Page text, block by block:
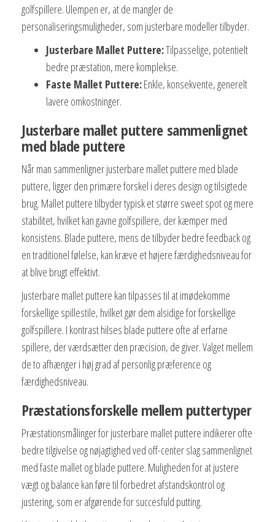
golfspillere. Ulempen er, at de mangler de
personaliseringsmuligheder, som justerbare modeller tilbyder.
Justerbare Mallet Puttere:Tilpasselige, potentielt
bedre præstation, mere komplekse.
Faste Mallet Puttere:Enkle, konsekvente, generelt
lavere omkostninger.
Justerbare mallet puttere sammenlignet
med blade puttere
Når man sammenligner justerbare mallet puttere med blade
puttere, ligger den primære forskel i deres design og tilsigtede
brug. Mallet puttere tilbyder typisk et større sweet spot og mere
stabilitet, hvilket kan gavne golfspillere, der kæmper med
konsistens. Blade puttere, mens de tilbyder bedre feedback og
en traditionel følelse, kan kræve et højere færdighedsniveau for
at blive brugt effektivt.
Justerbare mallet puttere kan tilpasses til at imødekomme
forskellige spillestile, hvilket gør dem alsidige for forskellige
golfspillere. I kontrast hilses blade puttere ofte af erfarne
spillere, der værdsætter den præcision, de giver. Valget mellem
de to afhænger i høj grad af personlig præference og
færdighedsniveau.
Præstationsforskelle mellem puttertyper
Præstationsmålinger for justerbare mallet puttere indikerer ofte
bedre tilgivelse og nøjagtighed ved off-center slag sammenlignet
med faste mallet og blade puttere. Muligheden for at justere
vægt og balance kan føre til forbedret afstandskontrol og
justering, som er afgørende for succesfuld putting.